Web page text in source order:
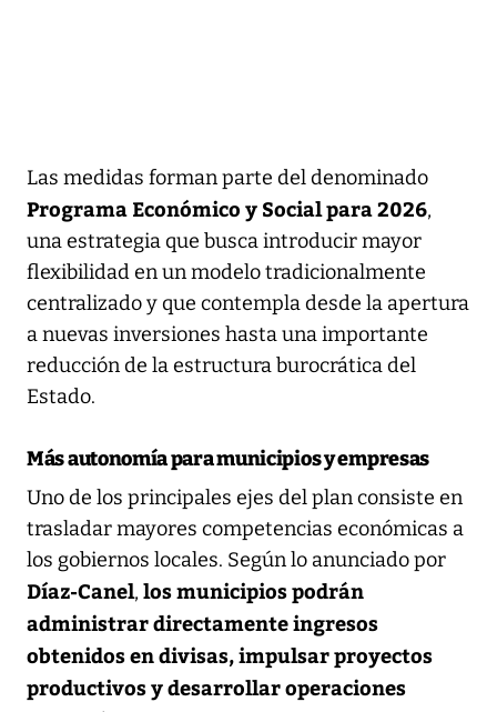
Las medidas forman parte del denominado
Programa Económico y Social para 2026,
una estrategia que busca introducir mayor
flexibilidad en un modelo tradicionalmente
centralizado y que contempla desde la apertura
a nuevas inversiones hasta una importante
reducción de la estructura burocrática del
Estado.
Más autonomía para municipios y empresas
Uno de los principales ejes del plan consiste en
trasladar mayores competencias económicas a
los gobiernos locales. Según lo anunciado por
Díaz-Canel, los municipios podrán
administrar directamente ingresos
obtenidos en divisas, impulsar proyectos
productivos y desarrollar operaciones